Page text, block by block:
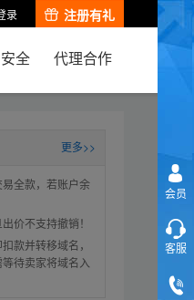
录 注册有礼
安全 代理合作
更多>>
全款，若账户余
价不支持撤销！
款并转移域名，
待卖家将域名入
会员
客服